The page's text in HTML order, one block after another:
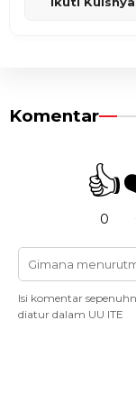
Komentar
👍
0
Isi komentar
diatur dalam UU ITE